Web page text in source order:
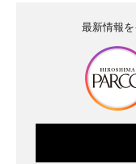
最新情報